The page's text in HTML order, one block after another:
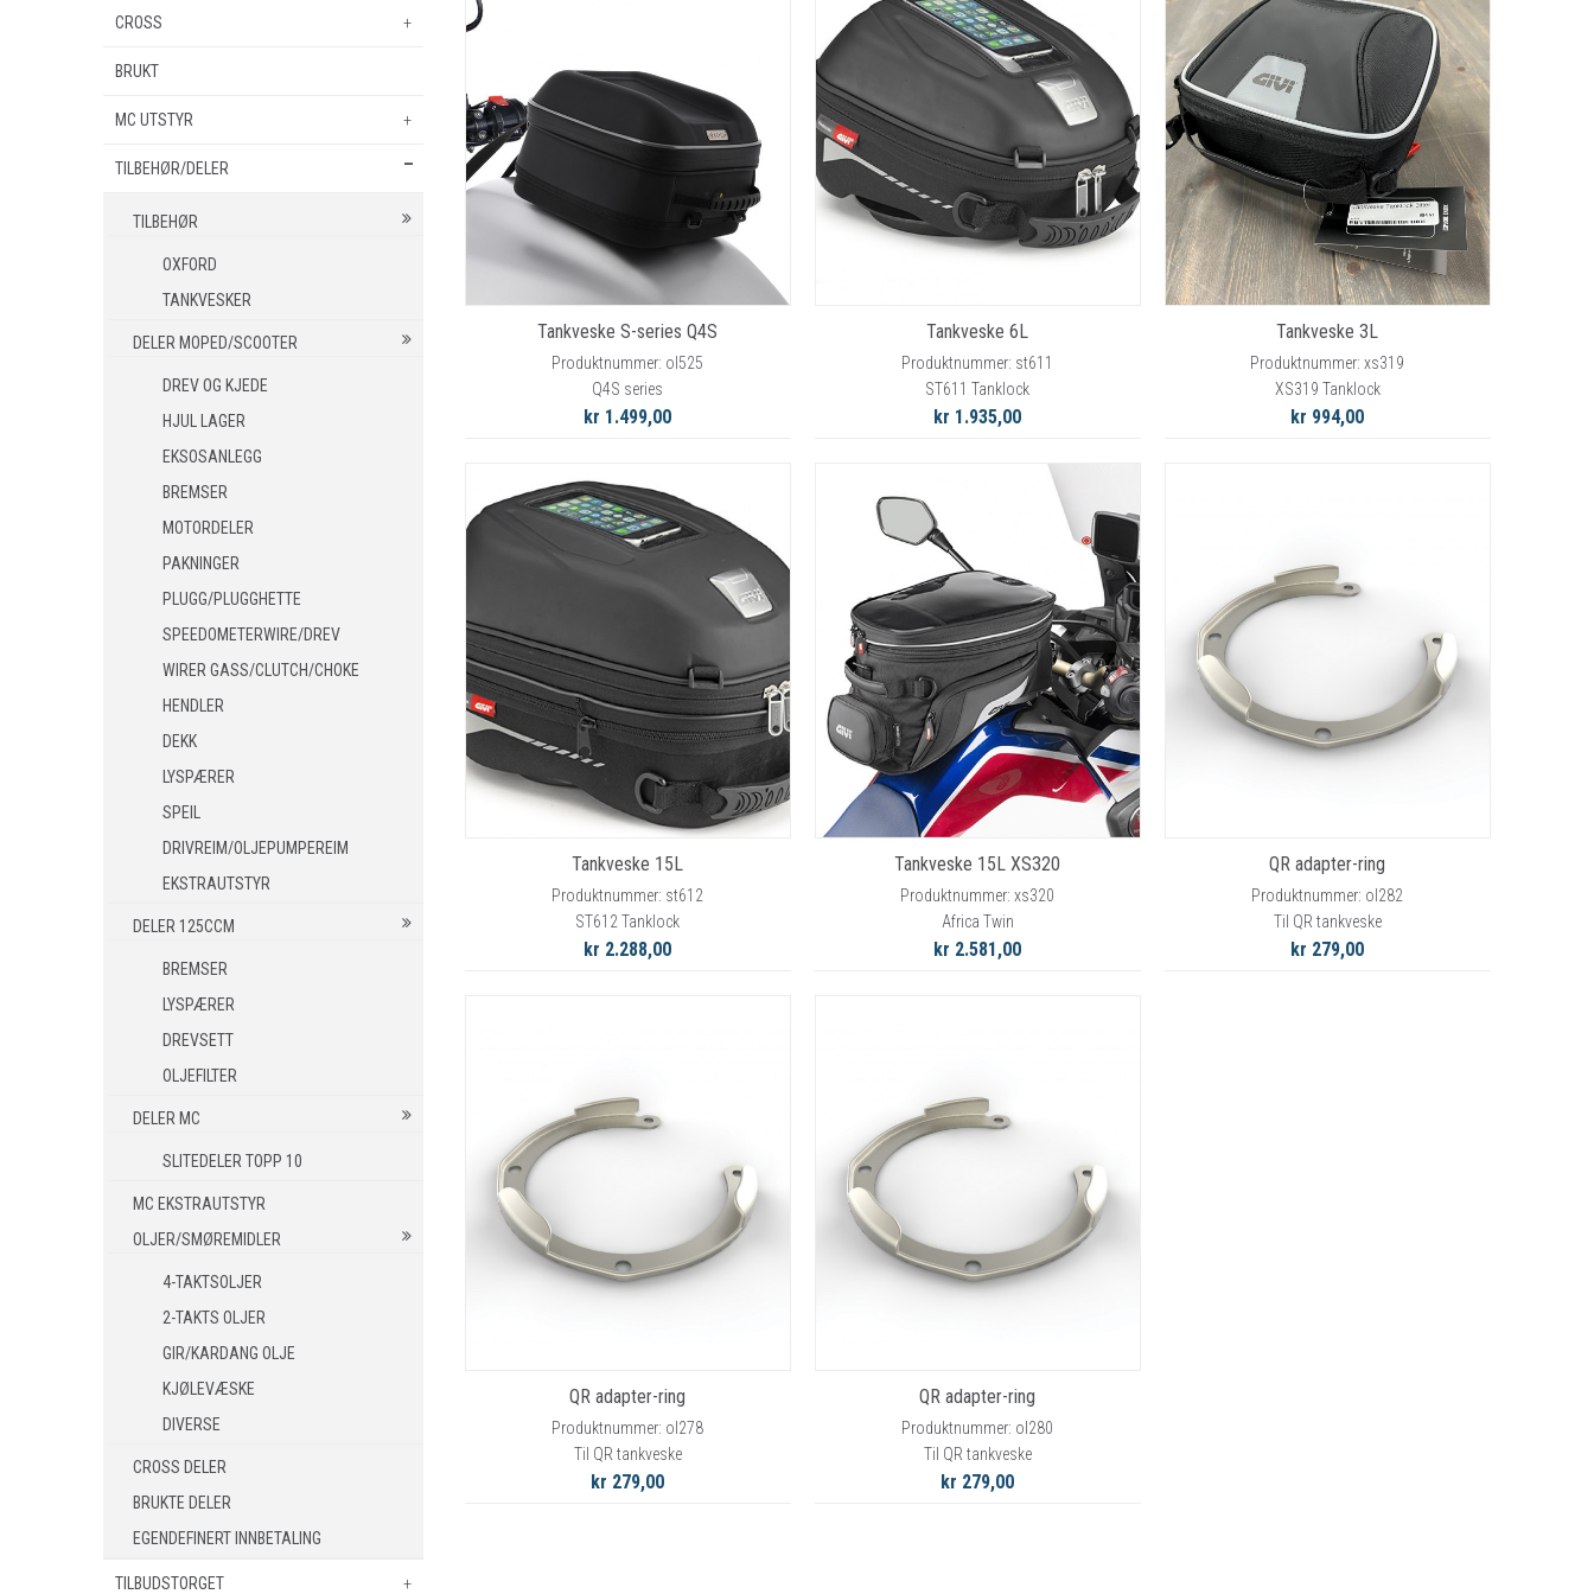
RYGGSKINNE
CROSS UTSTYR
STØRRELSE GUIDE
PEUGEOT
EL. SPARKESYKKEL
CROSS
MINICROSS
BRUKT
MC UTSTYR
SHOEI HJELMER
VISIR
NOLAN HJELMER
VISIR
HJC HJELMER
VISIR
KLESPAKKER
MC BUKSER
MC JAKKER
MC STØVLER
CROSS BRILLER
CROSS HJELMER
REKVISITA
STØRRELSE GUIDE
TILBEHØR/DELER
TILBEHØR
OXFORD
TANKVESKER
DELER MOPED/SCOOTER
DREV OG KJEDE
HJUL LAGER
EKSOSANLEGG
BREMSER
MOTORDELER
PAKNINGER
PLUGG/PLUGGHETTE
SPEEDOMETERWIRE/DREV
WIRER GASS/CLUTCH/CHOKE
HENDLER
DEKK
LYSPÆRER
SPEIL
DRIVREIM/OLJEPUMPEREIM
EKSTRAUTSTYR
DELER 125CCM
BREMSER
LYSPÆRER
DREVSETT
OLJEFILTER
DELER MC
SLITEDELER TOPP 10
MC EKSTRAUTSTYR
OLJER/SMØREMIDLER
4-TAKTSOLJER
2-TAKTS OLJER
GIR/KARDANG OLJE
KJØLEVÆSKE
DIVERSE
CROSS DELER
BRUKTE DELER
EGENDEFINERT INNBETALING
TILBUDSTORGET
Tankveske S-series Q4S
Produktnummer: ol525
Q4S series
kr 1.499,00
Tankveske 6L
Produktnummer: st611
ST611 Tanklock
kr 1.935,00
Tankveske 3L
Produktnummer: xs319
XS319 Tanklock
kr 994,00
Tankveske 15L
Produktnummer: st612
ST612 Tanklock
kr 2.288,00
Tankveske 15L XS320
Produktnummer: xs320
Africa Twin
kr 2.581,00
QR adapter-ring
Produktnummer: ol282
Til QR tankveske
kr 279,00
QR adapter-ring
Produktnummer: ol278
Til QR tankveske
kr 279,00
QR adapter-ring
Produktnummer: ol280
Til QR tankveske
kr 279,00